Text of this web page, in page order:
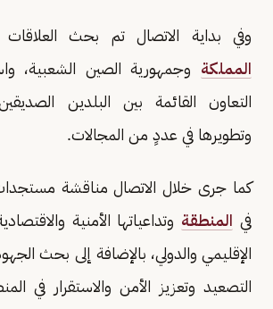
وفي بداية الاتصال تم بحث العلاقات
المملكة وجمهورية الصين الشعبية،
التعاون القائمة بين البلدين
وتطويرها في عددٍ من المجالات.
كما جرى خلال الاتصال مناقشة مستجدات
في المنطقة وتداعياتها الأمنية
الإقليمي والدولي، بالإضافة إلى بحث
التصعيد وتعزيز الأمن والاستقرار في